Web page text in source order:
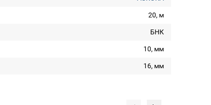
20, м
БНК
10, мм
16, мм